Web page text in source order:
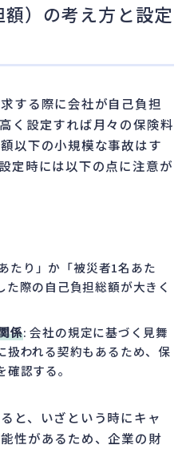
）の考え方と設定
する際に会社が自己負担
く設定すれば月々の保険料
以下の小規模な事故はす
定時には以下の点に注意が
たり」か「被災者1名あた
た際の自己負担総額が大きく
係: 会社の規定に基づく見舞
扱われる契約もあるため、保
認する。
と、いざという時にキャ
性があるため、企業の財